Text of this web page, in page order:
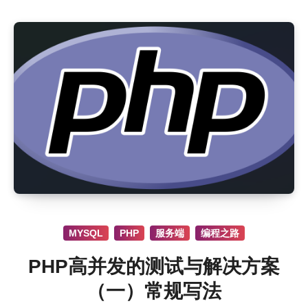
MYSQL PHP 服务端 编程之路
PHP高并发的测试与解决方案
（一）常规写法